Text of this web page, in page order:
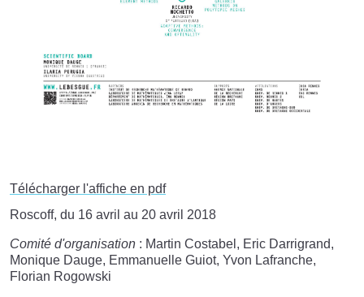
Télécharger l'affiche en pdf
Roscoff, du 16 avril au 20 avril 2018
Comité d'organisation : Martin Costabel, Eric Darrigrand,
Monique Dauge, Emmanuelle Guiot, Yvon Lafranche,
Florian Rogowski